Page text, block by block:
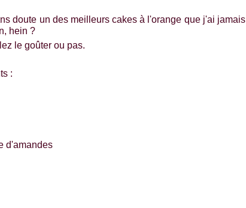
doute un des meilleurs cakes à l'orange que j'ai jamais
hein ?
le goûter ou pas.
:
d'amandes